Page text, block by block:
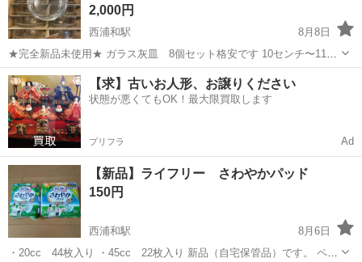
2,000円
西浦和駅
8月8日
★完全新品未使用★ ガラス灰皿 8個セット格安です 10センチ〜11セ
ンチ 高さ 3〜4センチ
埼玉 さいたま市 西浦和駅 その他 灰皿
【求】古いお人形、お譲りください
状態が悪くてもOK！最大限買取します
プリフラ Ad
【新品】ライフリー さわやかパッド
150円
西浦和駅
8月6日
・20cc 44枚入り ・45cc 22枚入り 新品（自宅保管品）です。 ペッ